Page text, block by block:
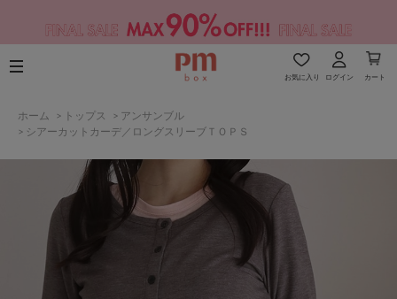
お気に入り ログイン カート
ホーム > トップス > アンサンブル
> シアーカットカーデ／ロングスリーブＴＯＰＳ